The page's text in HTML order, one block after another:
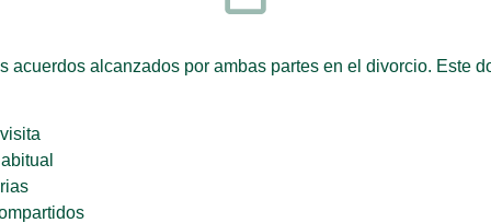
acuerdos alcanzados por ambas partes en el divorcio. Este